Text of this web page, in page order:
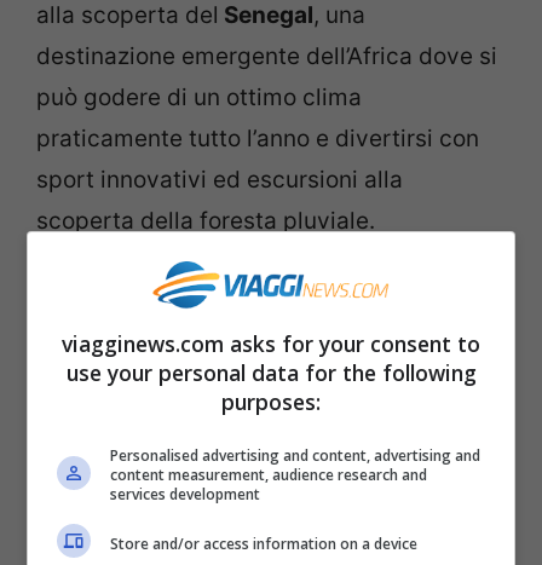
alla scoperta del Senegal, una
destinazione emergente dell’Africa dove si
può godere di un ottimo clima
praticamente tutto l’anno e divertirsi con
sport innovativi ed escursioni alla
scoperta della foresta pluviale.
Secondo Claudia di iaggiverdeacido.com
invece laGeorgia e l’Alabamasono la vera
innovazione per le vacanze in questo 2018:
storia, musica e tradizione
enogastronomica si fondono
perfettamente in queste terre. Senza
dimenticare che i voli per arrivare qui sono
viagginews.com asks for your consent to
use your personal data for the following
purposes:
Personalised advertising and content, advertising and
content measurement, audience research and
services development
Store and/or access information on a device